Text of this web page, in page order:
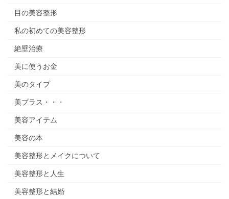
目の美容整形
私の初めての美容整形
絶壁治療
美に使うお金
美のタイプ
美プラス・・・
美容アイテム
美容の本
美容整形とメイクについて
美容整形と人生
美容整形と結婚